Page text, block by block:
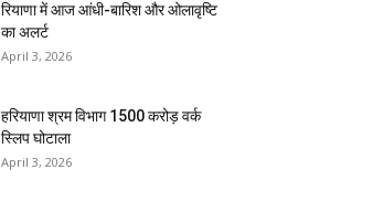
रियाणा में आज आंधी-बारिश और ओलावृष्टि
का अलर्ट
April 3, 2026
हरियाणा श्रम विभाग 1500 करोड़ वर्क
स्लिप घोटाला
April 3, 2026